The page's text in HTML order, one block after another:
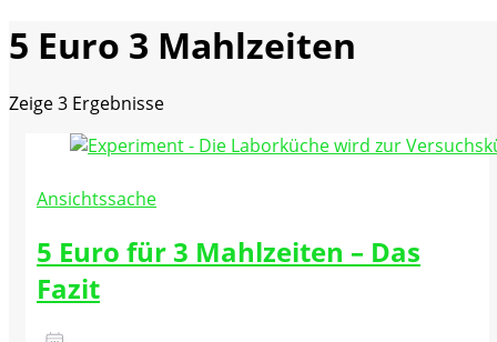
Toastenstein.com
5 Euro 3 Mahlzeiten
Zeige3 Ergebnisse
Ansichtssache
5 Euro für 3 Mahlzeiten – Das
Fazit